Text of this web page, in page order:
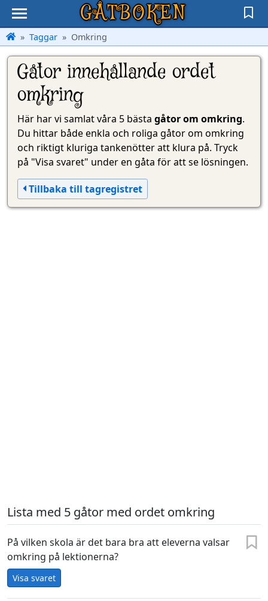
GÅTBOKEN
Taggar Omkring
Gåtor innehållande ordet
omkring
Här har vi samlat våra 5 bästa gåtor om omkring.
Du hittar både enkla och roliga gåtor om omkring
och riktigt kluriga tankenötter att klura på. Tryck
på "Visa svaret" under en gåta för att se lösningen.
Tillbaka till tagregistret
Lista med 5 gåtor med ordet omkring
På vilken skola är det bara bra att eleverna valsar
omkring på lektionerna?
Visa svaret